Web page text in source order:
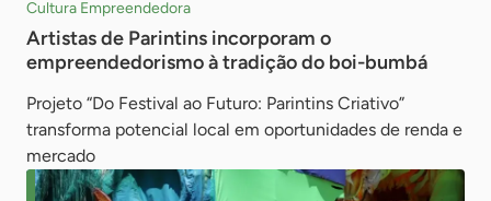
Cultura Empreendedora
Artistas de Parintins incorporam o
empreendedorismo à tradição do boi-bumbá
Projeto “Do Festival ao Futuro: Parintins Criativo”
transforma potencial local em oportunidades de renda e
mercado